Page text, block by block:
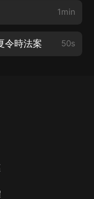
1min
令時法案 50s